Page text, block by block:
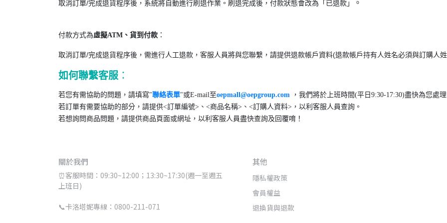
取消訂單/完成退貨程序後，系統將自動進行刷退作業。刷退完成後，付款狀態會改為「已退款」 。
付款方式為虛擬ATM、貨到付款 ：
取消訂單/完成退貨程序後，需進行人工退款，客服人員將與您聯繫，請提供退款帳戶資料(退款帳戶持有人姓名必須與訂購人姓
如何聯繫客服 ：
若您有需協助的問題，請填寫"聯絡表單"或E-mail至oepmall@oepgroup.com ，我們將於上班時間(平日9:30-17:30)盡快為您處理
若訂單有需要協助的部分，請提供<訂單編號>、<商品名稱>、<訂購人資料>，以利客服人員查詢。
若想詢問商品問題，請提供商品頁面或網址，以利客服人員盡快查詢及回覆唷！
關於我們
⏰客服時間：09:30~12:00；13:30~17:30(週一至週五
上班日)
📞卡洛塔妮專線：0800-211-071
其他
隱私權政策
會員權益
退換貨與退款